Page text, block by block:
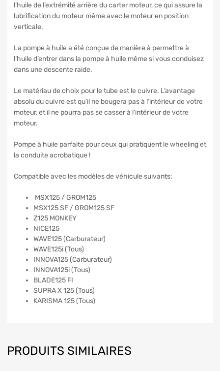
l’huile de l’extrémité arrière du carter moteur, ce qui assure la
lubrification du moteur même avec le moteur en position
verticale.
La pompe à huile a été conçue de manière à permettre à
l’huile d’entrer dans la pompe à huile même si vous conduisez
dans une descente raide.
Le matériau de choix pour le tube est le cuivre. L’avantage
absolu du cuivre est qu’il ne bougera pas à l’intérieur de votre
moteur, et il ne pourra pas se casser à l’intérieur de votre
moteur.
Pompe à huile parfaite pour ceux qui pratiquent le wheeling et
la conduite acrobatique !
Compatible avec les modèles de véhicule suivants:
MSX125 / GROM125
MSX125 SF / GROM125 SF
Z125 MONKEY
NICE125
WAVE125 (Carburateur)
WAVE125i (Tous)
INNOVA125 (Carburateur)
INNOVA125i (Tous)
BLADE125 FI
SUPRA X 125 (Tous)
KARISMA 125 (Tous)
PRODUITS SIMILAIRES